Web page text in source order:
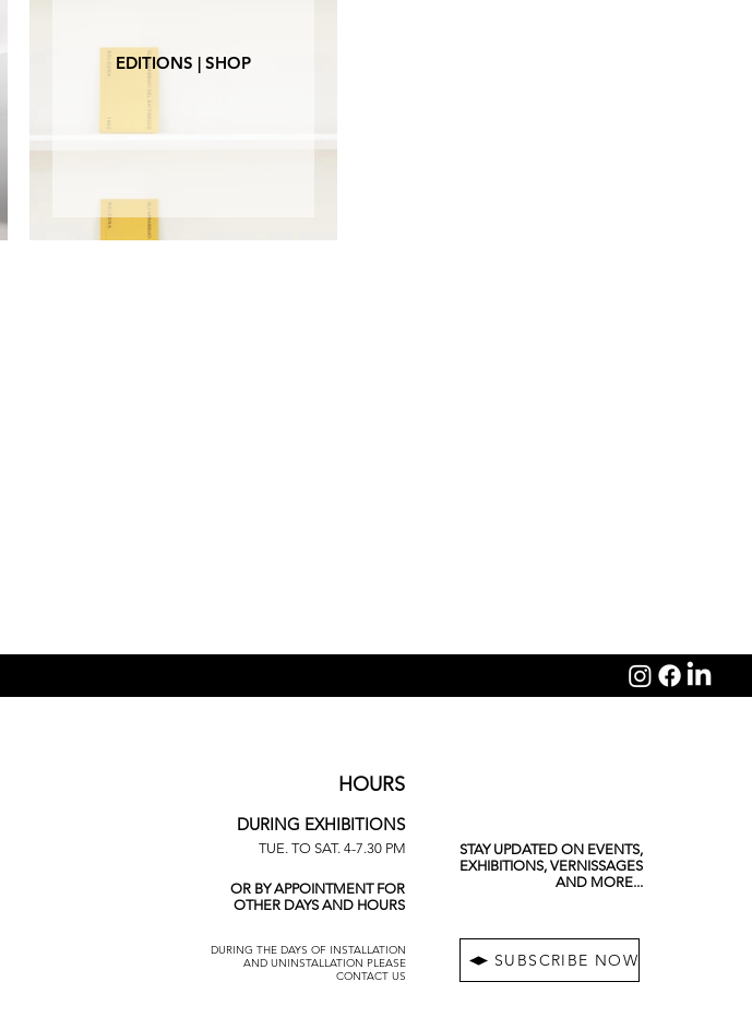
EDITIONS | SHOP
HOURS
DURING EXHIBITIONS
TUE. TO SAT. 4-7.30 PM
OR BY APPOINTMENT FOR
OTHER DAYS AND HOURS
DURING THE DAYS OF INSTALLATION
AND UNINSTALLATION PLEASE
CONTACT US
STAY UPDATED ON EVENTS,
EXHIBITIONS, VERNISSAGES
AND MORE...
SUBSCRIBE NOW